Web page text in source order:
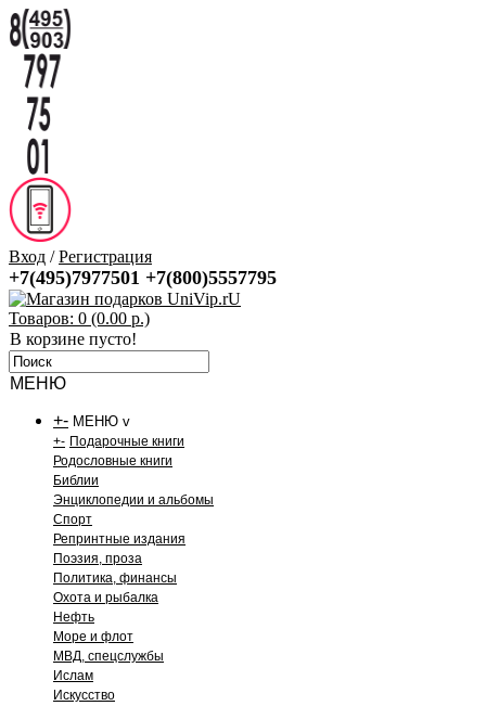
Вход /Регистрация
+7(495)7977501 +7(800)5557795
Товаров: 0 (0.00 р.)
В корзине пусто!
МЕНЮ
+- МЕНЮ v
+- Подарочные книги
Родословные книги
Библии
Энциклопедии и альбомы
Спорт
Репринтные издания
Поэзия, проза
Политика, финансы
Охота и рыбалка
Нефть
Море и флот
МВД, спецслужбы
Ислам
Искусство